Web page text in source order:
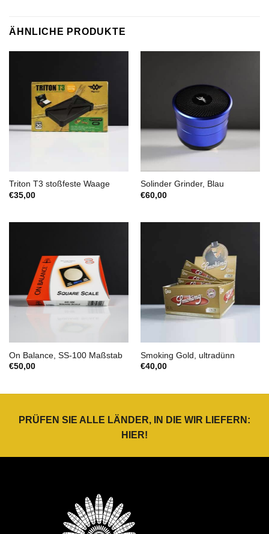
ÄHNLICHE PRODUKTE
Triton T3 stoßfeste Waage
€35,00
Solinder Grinder, Blau
€60,00
On Balance, SS-100 Maßstab
€50,00
Smoking Gold, ultradünn
€40,00
PRÜFEN SIE ALLE LÄNDER, IN DIE WIR LIEFERN:
HIER!